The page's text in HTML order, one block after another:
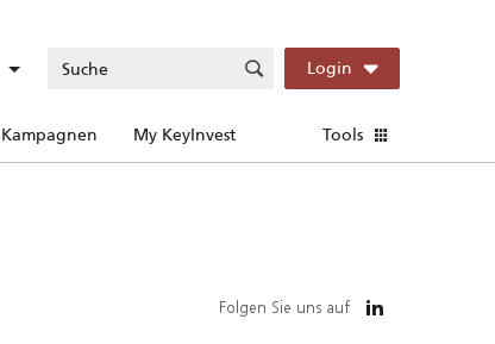
Login
Kampagnen My KeyInvest Tools
Folgen Sie uns auf